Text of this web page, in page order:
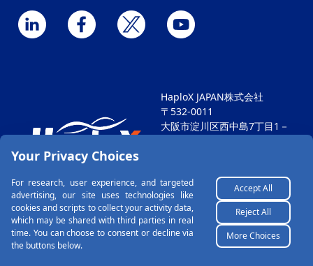
HaploX JAPAN株式会社
〒532-0011
大阪市淀川区西中島7丁目1－
6711-4813
Email: hapjp@haplox.net
Copyright©2026 HaploX Biotechnology Co., All
Your Privacy Choices
For research, user experience, and targeted
advertising, our site uses technologies like
cookies and scripts to collect your activity data,
which may be shared with third parties in real
time. You can choose to consent or decline via
the buttons below.
Accept All
Reject All
More Choices